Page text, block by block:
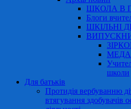
ШКОЛА В
Блоги
ШКІЛЬНІ
школи
Для батьків
Протидія вербуванню
втягування здобувачів